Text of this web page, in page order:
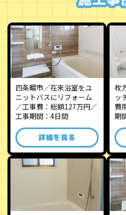
四条畷市／在来浴室をユ
ニットバスにリフォーム
／工事費：総額127万円／
工事期間：4日間
詳細を見る
枚
ッ
費
期